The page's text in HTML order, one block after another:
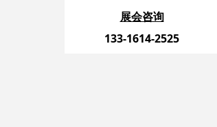
展会咨询
133-1614-2525